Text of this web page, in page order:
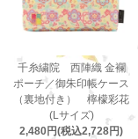
千糸繍院 西陣織 金襴
ポーチ／御朱印帳ケース
（裏地付き） 檸檬彩花
(Lサイズ)
2,480円(税込2,728円)